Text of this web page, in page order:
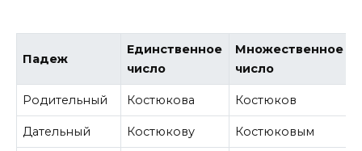
Падеж
Единственное
число
Множественное
число
Родительный Костюкова Костюков
Дательный Костюкову Костюковым